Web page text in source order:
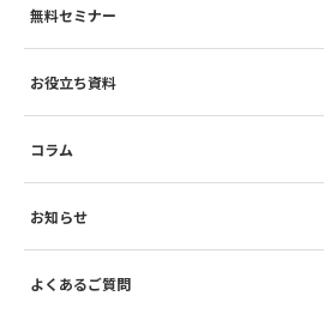
無料セミナー
お役立ち資料
コラム
お知らせ
よくあるご質問